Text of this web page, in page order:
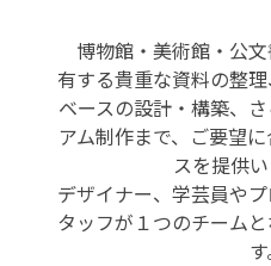
博物館・美術館・公
有する貴重な資料の整理
ベースの設計・構築、
アム制作まで、 ご要望
スを提供い
デザイナー、学芸員や
タッフが １つのチーム
す